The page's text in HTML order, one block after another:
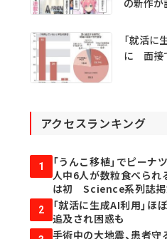
「就活に
に 面接
アクセスランキング
1
「うんこ移植」でピーナ
人中6人が数粒食べら
は初 Science系列誌
2
「就活に生成AI利用」
追及され困惑も
手術中の大地震、患者